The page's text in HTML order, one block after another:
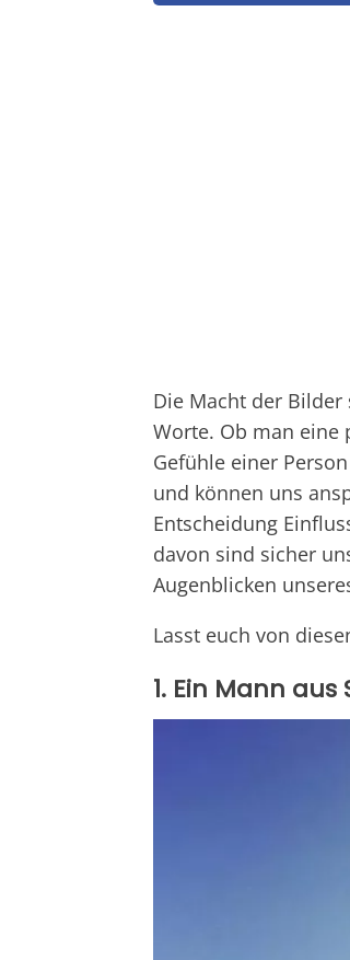
Die Macht der
Worte. Ob man
Gefühle einer
und können uns
Entscheidung
davon sind sicher
Augenblicken
Lasst euch von
1. Ein Mann aus